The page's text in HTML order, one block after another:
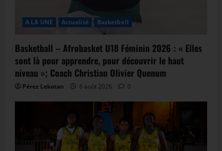
A LA UNE Actualité Basketball
Basketball – Afrobasket U18 Féminin 2026 : « Elles
sont là pour apprendre, pour découvrir le haut
niveau »; Coach Christian Olivier Quenum
Pérez Lekotan 6 août 2026 0